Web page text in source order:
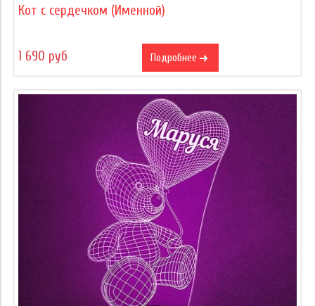
Кот с сердечком (Именной)
1 690 руб Подробнее